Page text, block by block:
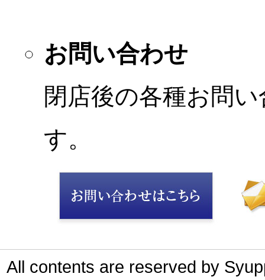
お問い合わせ
閉店後の各種お問
す。
All contents are reserved by